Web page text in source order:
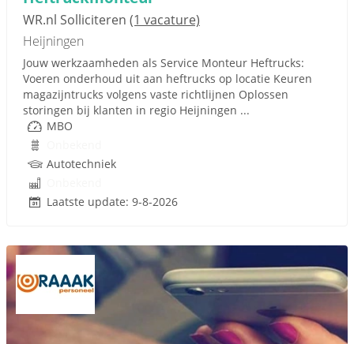
WR.nl Solliciteren (1 vacature)
Heijningen
Jouw werkzaamheden als Service Monteur Heftrucks:
Voeren onderhoud uit aan heftrucks op locatie Keuren
magazijntrucks volgens vaste richtlijnen Oplossen
storingen bij klanten in regio Heijningen ...
MBO
Autotechniek
Laatste update: 9-8-2026